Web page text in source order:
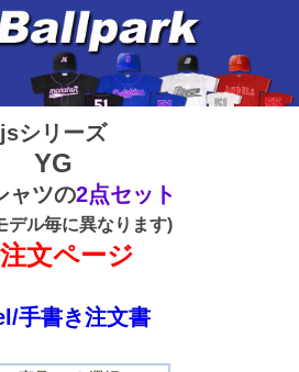
jsシリーズ
YG
ャツの2点セット
デル毎に異なります)
文ページ
手書き注文書